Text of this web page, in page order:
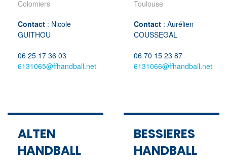
Colomiers
Contact : Nicole
GUITHOU
06 25 17 36 03
6131065@ffhandball.net
Toulouse
Contact : Aurélien
COUSSEGAL
06 70 15 23 87
6131066@ffhandball.net
ALTEN
HANDBALL
BESSIERES
HANDBALL